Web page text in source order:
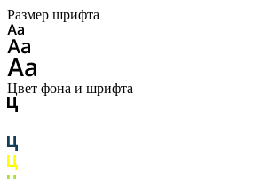
Размер шрифта
Цвет фона и шрифта